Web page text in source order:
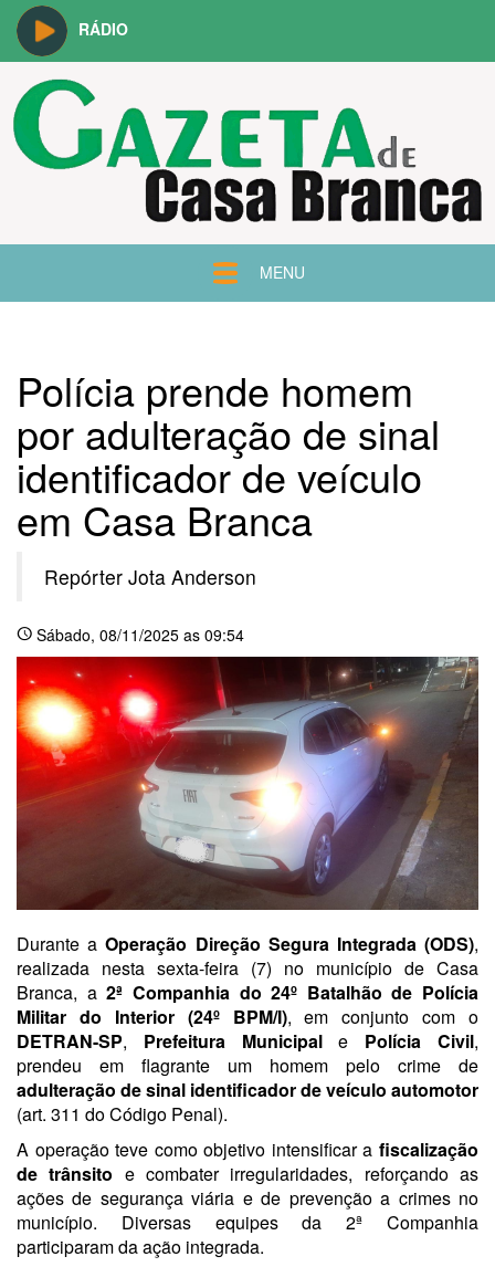
RÁDIO
MENU
Polícia prende homem
por adulteração de sinal
identificador de veículo
em Casa Branca
Repórter Jota Anderson
schedule Sábado, 08/11/2025 as 09:54
Durante aOperação Direção Segura Integrada (ODS),
realizada nesta sexta-feira (7) no município de Casa
Branca, a2ª Companhia do 24º Batalhão de Polícia
Militar do Interior (24º BPM/I), em conjunto com o
DETRAN-SP, Prefeitura Municipale Polícia Civil,
prendeu em flagrante um homem pelo crime de
adulteração de sinal identificador de veículo automotor
(art. 311 do Código Penal).
A operação teve como objetivo intensificar a fiscalização
de trânsito e combater irregularidades, reforçando as
ações de segurança viária e de prevenção a crimes no
município. Diversas equipes da 2ª Companhia
participaram da ação integrada.